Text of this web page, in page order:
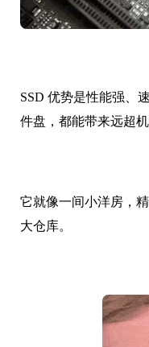
SSD 优势是性能强、
件盘，都能带来远超
它就像一间小洋房，
大仓库。